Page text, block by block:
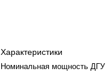
Характеристики
Номинальная мощность ДГУ